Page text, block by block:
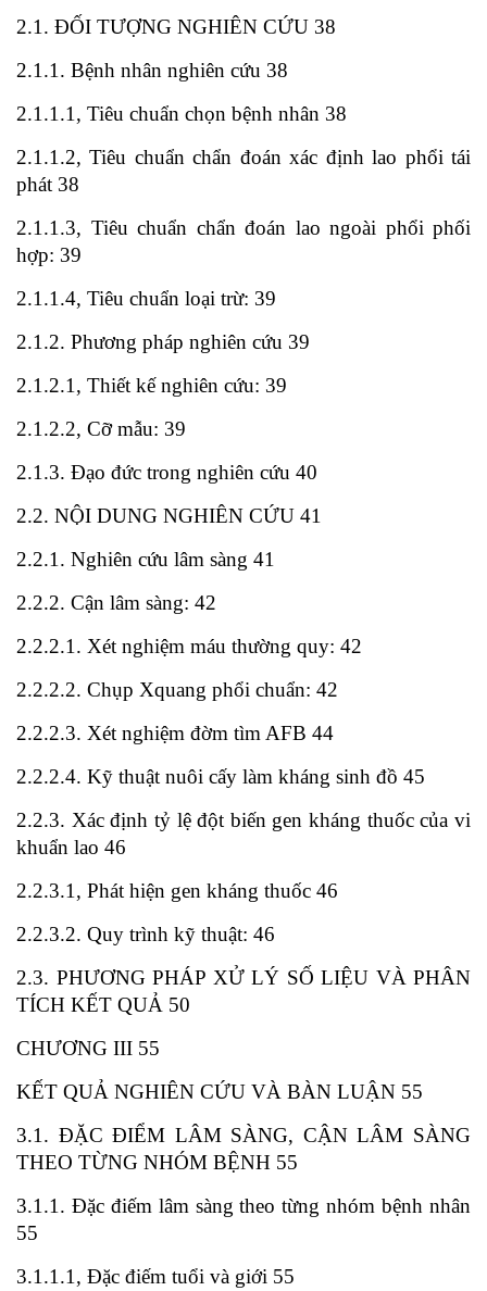
2.1. ĐỐI TƯỢNG NGHIÊN CỨU 38
2.1.1. Bệnh nhân nghiên cứu 38
2.1.1.1, Tiêu chuẩn chọn bệnh nhân 38
2.1.1.2, Tiêu chuẩn chẩn đoán xác định lao phổi tái
phát 38
2.1.1.3, Tiêu chuẩn chẩn đoán lao ngoài phổi phối
hợp: 39
2.1.1.4, Tiêu chuẩn loại trừ: 39
2.1.2. Phương pháp nghiên cứu 39
2.1.2.1, Thiết kế nghiên cứu: 39
2.1.2.2, Cỡ mẫu: 39
2.1.3. Đạo đức trong nghiên cứu 40
2.2. NỘI DUNG NGHIÊN CỨU 41
2.2.1. Nghiên cứu lâm sàng 41
2.2.2. Cận lâm sàng: 42
2.2.2.1. Xét nghiệm máu thường quy: 42
2.2.2.2. Chụp Xquang phổi chuẩn: 42
2.2.2.3. Xét nghiệm đờm tìm AFB 44
2.2.2.4. Kỹ thuật nuôi cấy làm kháng sinh đồ 45
2.2.3. Xác định tỷ lệ đột biến gen kháng thuốc của vi
khuẩn lao 46
2.2.3.1, Phát hiện gen kháng thuốc 46
2.2.3.2. Quy trình kỹ thuật: 46
2.3. PHƯƠNG PHÁP XỬ LÝ SỐ LIỆU VÀ PHÂN
TÍCH KẾT QUẢ 50
CHƯƠNG III 55
KẾT QUẢ NGHIÊN CỨU VÀ BÀN LUẬN 55
3.1. ĐẶC ĐIỂM LÂM SÀNG, CẬN LÂM SÀNG
THEO TỪNG NHÓM BỆNH 55
3.1.1. Đặc điếm lâm sàng theo từng nhóm bệnh nhân
55
3.1.1.1, Đặc điếm tuổi và giới 55